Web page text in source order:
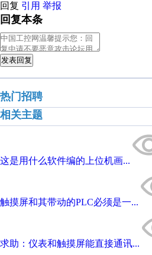
回复 引用 举报
回复本条
发表回复
热门招聘
相关主题
这是用什么软件编的上位机画...
触摸屏和其带动的PLC必须是一...
求助：仪表和触摸屏能直接通讯...